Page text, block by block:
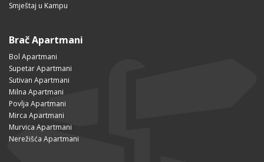
Smještaj u Kampu
Brač Apartmani
Bol Apartmani
Supetar Apartmani
Sutivan Apartmani
Milna Apartmani
Povlja Apartmani
Mirca Apartmani
Murvica Apartmani
Nerežišća Apartmani